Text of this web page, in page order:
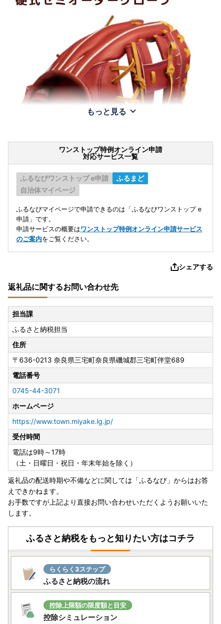
もっと見る
ワンストップ特例オンライン申請
対応サービス一覧
ふるなびワンストップ e申請
ふるまど
自治体マイページ
ふるなびマイページで申請できるのは「ふるなびワンストップ e
申請」です。
申請サービスの概要はワンストップ特例オンライン申請サービス
のご案内をご覧ください。
シェアする
返礼品に関するお問い合わせ先
担当課
ふるさと納税担当
住所
〒636-0213 奈良県三宅町奈良県磯城郡三宅町伴堂689
電話番号
0745-44-3071
ホームページ
https://www.town.miyake.lg.jp/
受付時間
電話は9時～17時
（土・日曜日・祝日・年末年始を除く）
返礼品の配送時期や不備などに関しては「ふるなび」からはお答
えできかねます。
お手数ですが上記より直接お問い合わせいただくようお願いいた
します。
ふるさと納税をもっと知りたい方はコチラ
らくらく3ステップ
ふるさと納税の流れ
控除上限額の限度額と目安
控除シミュレーション